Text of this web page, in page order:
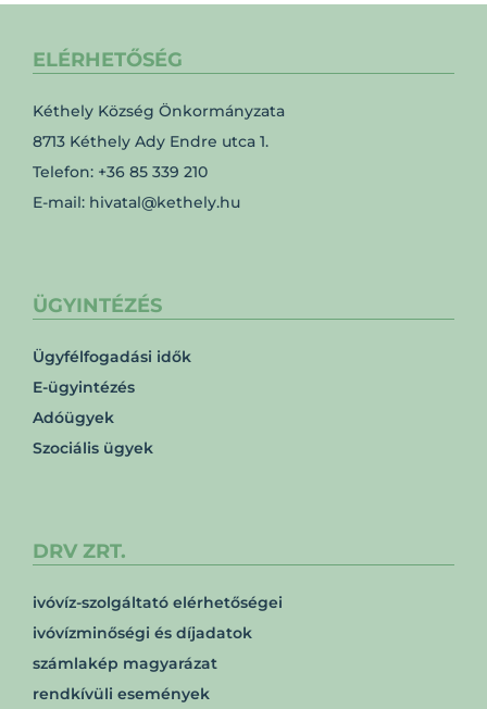
ELÉRHETŐSÉG
Kéthely Község Önkormányzata
8713 Kéthely Ady Endre utca 1.
Telefon: +36 85 339 210
E-mail: hivatal@kethely.hu
ÜGYINTÉZÉS
Ügyfélfogadási idők
E-ügyintézés
Adóügyek
Szociális ügyek
DRV ZRT.
ivóvíz-szolgáltató elérhetőségei
ivóvízminőségi és díjadatok
számlakép magyarázat
rendkívüli események